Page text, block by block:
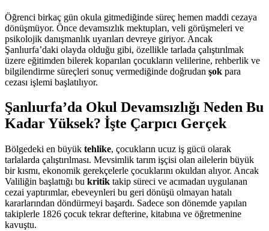
Öğrenci birkaç gün okula gitmediğinde süreç hemen maddi cezaya
dönüşmüyor. Önce devamsızlık mektupları, veli görüşmeleri ve
psikolojik danışmanlık uyarıları devreye giriyor. Ancak
Şanlıurfa’daki olayda olduğu gibi, özellikle tarlada çalıştırılmak
üzere eğitimden bilerek koparılan çocukların velilerine, rehberlik ve
bilgilendirme süreçleri sonuç vermediğinde doğrudan şok para
cezası işlemi başlatılıyor.
Şanlıurfa’da Okul Devamsızlığı Neden Bu
Kadar Yüksek? İşte Çarpıcı Gerçek
Bölgedeki en büyük tehlike, çocukların ucuz iş gücü olarak
tarlalarda çalıştırılması. Mevsimlik tarım işçisi olan ailelerin büyük
bir kısmı, ekonomik gerekçelerle çocuklarını okuldan alıyor. Ancak
Valiliğin başlattığı bu kritik takip süreci ve acımadan uygulanan
cezai yaptırımlar, ebeveynleri bu geri dönüşü olmayan hatalı
kararlarından döndürmeyi başardı. Sadece son dönemde yapılan
takiplerle 1826 çocuk tekrar defterine, kitabına ve öğretmenine
kavuştu.